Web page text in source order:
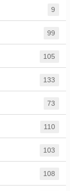
9
99
105
133
73
110
103
108